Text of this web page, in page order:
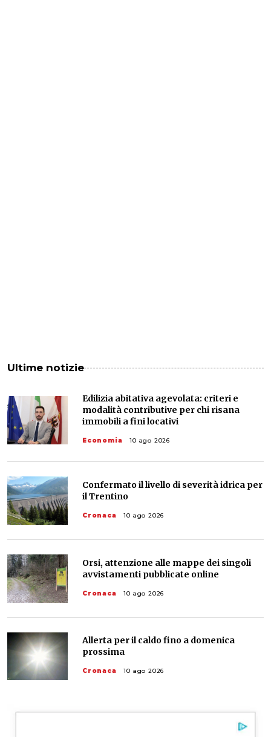
Ultime notizie
Edilizia abitativa agevolata: criteri e
modalità contributive per chi risana
immobili a fini locativi
Economia 10 ago 2026
Confermato il livello di severità idrica per
il Trentino
Cronaca 10 ago 2026
Orsi, attenzione alle mappe dei singoli
avvistamenti pubblicate online
Cronaca 10 ago 2026
Allerta per il caldo fino a domenica
prossima
Cronaca 10 ago 2026